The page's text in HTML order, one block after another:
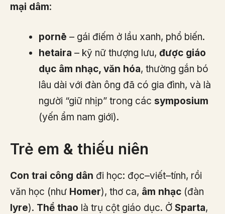
mại dâm:
pornē – gái điếm ở lầu xanh, phổ biến.
hetaira – kỹ nữ thượng lưu, được giáo
dục âm nhạc, văn hóa, thường gắn bó
lâu dài với đàn ông đã có gia đình, và là
người “giữ nhịp” trong các symposium
(yến ẩm nam giới).
Trẻ em & thiếu niên
Con trai công dân đi học: đọc–viết–tính, rồi
văn học (như Homer), thơ ca, âm nhạc (đàn
lyre). Thể thao là trụ cột giáo dục. Ở Sparta,